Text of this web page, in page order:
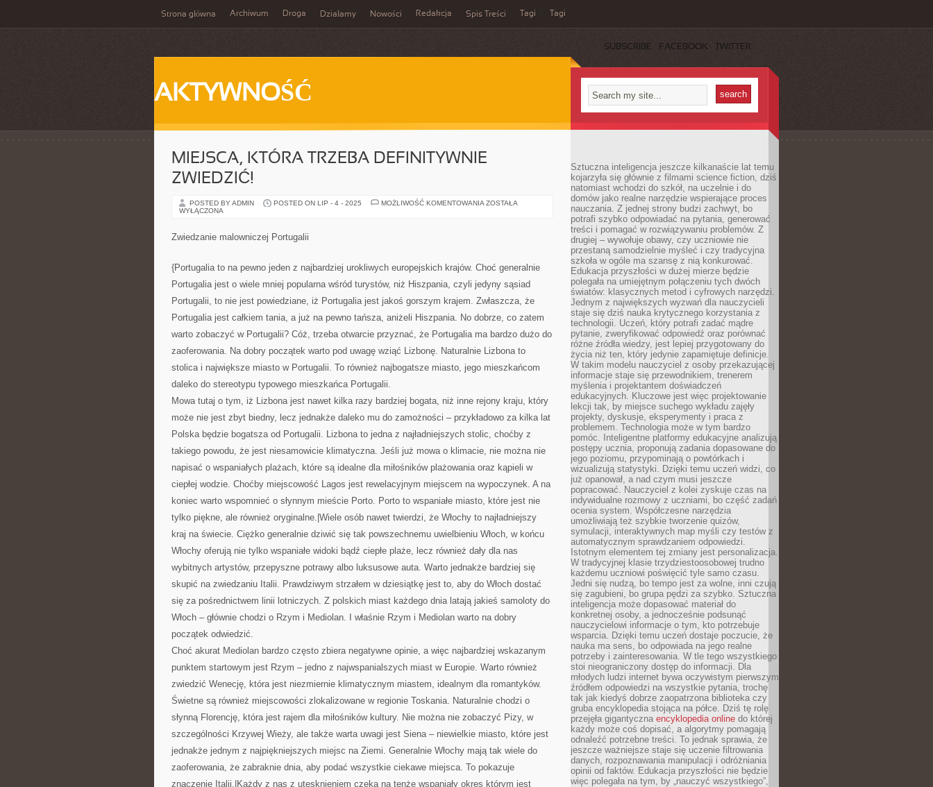
Strona główna Archiwum Droga Działamy Nowości Redakcja Spis Treści Tagi Tagi
SUBSCRIBE FACEBOOK TWITTER
AKTYWNOŚĆ
MIEJSCA, KTÓRA TRZEBA DEFINITYWNIE
ZWIEDZIĆ!
POSTED BY ADMIN POSTED ON LIP - 4 - 2025 MOŻLIWOŚĆ KOMENTOWANIA MIEJSCA,
ZOSTAŁA
WYŁĄCZONA
Zwiedzanie malowniczej Portugalii
{Portugalia to na pewno jeden z najbardziej urokliwych europejskich krajów. Choć generalnie
Portugalia jest o wiele mniej popularna wśród turystów, niż Hiszpania, czyli jedyny sąsiad
Portugalii, to nie jest powiedziane, iż Portugalia jest jakoś gorszym krajem. Zwłaszcza, że
Portugalia jest całkiem tania, a już na pewno tańsza, aniżeli Hiszpania. No dobrze, co zatem
warto zobaczyć w Portugalii? Cóż, trzeba otwarcie przyznać, że Portugalia ma bardzo dużo do
zaoferowania. Na dobry początek warto pod uwagę wziąć Lizbonę. Naturalnie Lizbona to
stolica i największe miasto w Portugalii. To również najbogatsze miasto, jego mieszkańcom
daleko do stereotypu typowego mieszkańca Portugalii.
Mowa tutaj o tym, iż Lizbona jest nawet kilka razy bardziej bogata, niż inne rejony kraju, który
może nie jest zbyt biedny, lecz jednakże daleko mu do zamożności – przykładowo za kilka lat
Polska będzie bogatsza od Portugalii. Lizbona to jedna z najładniejszych stolic, choćby z
takiego powodu, że jest niesamowicie klimatyczna. Jeśli już mowa o klimacie, nie można nie
napisać o wspaniałych plażach, które są idealne dla miłośników plażowania oraz kąpieli w
ciepłej wodzie. Choćby miejscowość Lagos jest rewelacyjnym miejscem na wypoczynek. A na
koniec warto wspomnieć o słynnym mieście Porto. Porto to wspaniałe miasto, które jest nie
tylko piękne, ale również oryginalne.|Wiele osób nawet twierdzi, że Włochy to najładniejszy
kraj na świecie. Ciężko generalnie dziwić się tak powszechnemu uwielbieniu Włoch, w końcu
Włochy oferują nie tylko wspaniałe widoki bądź ciepłe plaże, lecz również dały dla nas
wybitnych artystów, przepyszne potrawy albo luksusowe auta. Warto jednakże bardziej się
skupić na zwiedzaniu Italii. Prawdziwym strzałem w dziesiątkę jest to, aby do Włoch dostać
się za pośrednictwem linii lotniczych. Z polskich miast każdego dnia latają jakieś samoloty do
Włoch – głównie chodzi o Rzym i Mediolan. I właśnie Rzym i Mediolan warto na dobry
początek odwiedzić.
Choć akurat Mediolan bardzo często zbiera negatywne opinie, a więc najbardziej wskazanym
punktem startowym jest Rzym – jedno z najwspanialszych miast w Europie. Warto również
zwiedzić Wenecję, która jest niezmiernie klimatycznym miastem, idealnym dla romantyków.
Świetne są również miejscowości zlokalizowane w regionie Toskania. Naturalnie chodzi o
słynną Florencję, która jest rajem dla miłośników kultury. Nie można nie zobaczyć Pizy, w
szczególności Krzywej Wieży, ale także warta uwagi jest Siena – niewielkie miasto, które jest
jednakże jednym z najpiękniejszych miejsc na Ziemi. Generalnie Włochy mają tak wiele do
zaoferowania, że zabraknie dnia, aby podać wszystkie ciekawe miejsca. To pokazuje
znaczenie Italii.|Każdy z nas z utęsknieniem czeka na tenże wspaniały okres którym jest
Sztuczna inteligencja jeszcze kilkanaście lat temu
kojarzyła się głównie z filmami science fiction, dziś
natomiast wchodzi do szkół, na uczelnie i do
domów jako realne narzędzie wspierające proces
nauczania. Z jednej strony budzi zachwyt, bo
potrafi szybko odpowiadać na pytania, generować
treści i pomagać w rozwiązywaniu problemów. Z
drugiej – wywołuje obawy, czy uczniowie nie
przestaną samodzielnie myśleć i czy tradycyjna
szkoła w ogóle ma szansę z nią konkurować.
Edukacja przyszłości w dużej mierze będzie
polegała na umiejętnym połączeniu tych dwóch
światów: klasycznych metod i cyfrowych narzędzi.
Jednym z największych wyzwań dla nauczycieli
staje się dziś nauka krytycznego korzystania z
technologii. Uczeń, który potrafi zadać mądre
pytanie, zweryfikować odpowiedź oraz porównać
różne źródła wiedzy, jest lepiej przygotowany do
życia niż ten, który jedynie zapamiętuje definicje.
W takim modelu nauczyciel z osoby przekazującej
informacje staje się przewodnikiem, trenerem
myślenia i projektantem doświadczeń
edukacyjnych. Kluczowe jest więc projektowanie
lekcji tak, by miejsce suchego wykładu zajęły
projekty, dyskusje, eksperymenty i praca z
problemem. Technologia może w tym bardzo
pomóc. Inteligentne platformy edukacyjne analizują
postępy ucznia, proponują zadania dopasowane do
jego poziomu, przypominają o powtórkach i
wizualizują statystyki. Dzięki temu uczeń widzi, co
już opanował, a nad czym musi jeszcze
popracować. Nauczyciel z kolei zyskuje czas na
indywidualne rozmowy z uczniami, bo część zadań
ocenia system. Współczesne narzędzia
umożliwiają też szybkie tworzenie quizów,
symulacji, interaktywnych map myśli czy testów z
automatycznym sprawdzaniem odpowiedzi.
Istotnym elementem tej zmiany jest personalizacja.
W tradycyjnej klasie trzydziestoosobowej trudno
każdemu uczniowi poświęcić tyle samo czasu.
Jedni się nudzą, bo tempo jest za wolne, inni czują
się zagubieni, bo grupa pędzi za szybko. Sztuczna
inteligencja może dopasować materiał do
konkretnej osoby, a jednocześnie podsunąć
nauczycielowi informacje o tym, kto potrzebuje
wsparcia. Dzięki temu uczeń dostaje poczucie, że
nauka ma sens, bo odpowiada na jego realne
potrzeby i zainteresowania. W tle tego wszystkiego
stoi nieograniczony dostęp do informacji. Dla
młodych ludzi internet bywa oczywistym pierwszym
źródłem odpowiedzi na wszystkie pytania, trochę
tak jak kiedyś dobrze zaopatrzona biblioteka czy
gruba encyklopedia stojąca na półce. Dziś tę rolę
przejęła gigantyczna encyklopedia online do której
każdy może coś dopisać, a algorytmy pomagają
odnaleźć potrzebne treści. To jednak sprawia, że
jeszcze ważniejsze staje się uczenie filtrowania
danych, rozpoznawania manipulacji i odróżniania
opinii od faktów. Edukacja przyszłości nie będzie
więc polegała na tym, by „nauczyć wszystkiego”,